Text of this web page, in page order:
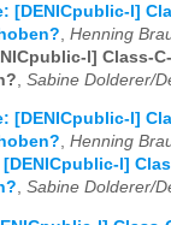
[DENICpublic-l]
Henning
l] Class-
Sabine Dolderer/
[DENICpublic-l]
, Henning
[DENICpublic-l]
, Sabine Dolderer/